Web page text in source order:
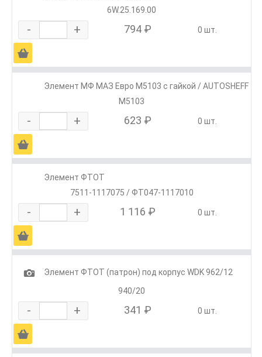
6W.25.169.00
- + 794 ₽ 0 шт.
Ä
Элемент МФ МАЗ Евро М5103 с гайкой / AUTOSHEFF
М5103
- + 623 ₽ 0 шт.
Ä
Элемент ФТОТ
7511-1117075 / ФТ047-1117010
- + 1 116 ₽ 0 шт.
Ä
1
Элемент ФТОТ (патрон) под корпус WDK 962/12
940/20
- + 341 ₽ 0 шт.
Ä